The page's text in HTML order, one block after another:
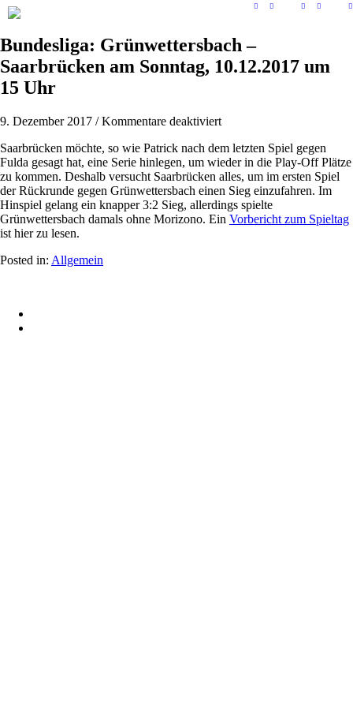
Bundesliga: Grünwettersbach –
Saarbrücken am Sonntag, 10.12.2017 um
15 Uhr
9. Dezember 2017 /Kommentare deaktiviertfür
Grünwettersbach
–
Saarbrücken
am
Sonntag,
10.12.2017
Saarbrücken möchte, so wie Patrick nach dem letzten Spiel gegen
Fulda gesagt hat, eine Serie hinlegen, um wieder in die Play-Off Plätze
zu kommen. Deshalb versucht Saarbrücken alles, um im ersten Spiel
der Rückrunde gegen Grünwettersbach einen Sieg einzufahren. Im
Hinspiel gelang ein knapper 3:2 Sieg, allerdings spielte
Grünwettersbach damals ohne Morizono. Ein Vorbericht zum Spieltag
ist hier zu lesen.
Posted in: Allgemein